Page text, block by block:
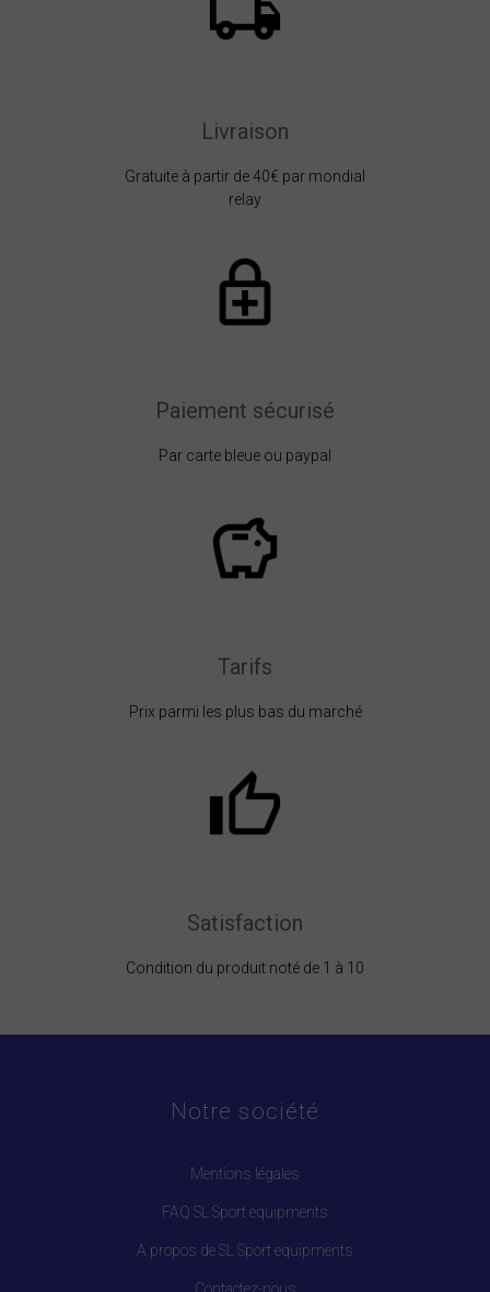
Livraison
Gratuite à partir de 40€ par mondial
relay
Paiement sécurisé
Par carte bleue ou paypal
Tarifs
Prix parmi les plus bas du marché
Satisfaction
Condition du produit noté de 1 à 10
Notre société
Mentions légales
FAQ SL Sport equipments
A propos de SL Sport equipments